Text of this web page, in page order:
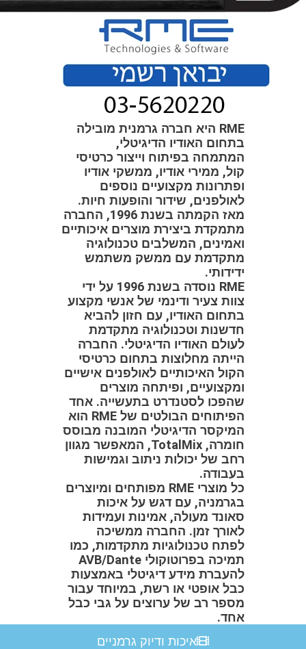
RME היא חברה גרמנית מובילה
בתחום האודיו הדיגיטלי,
המתמחה בפיתוח וייצור כרטיסי
קול, ממירי אודיו, ממשקי אודיו
ופתרונות מקצועיים נוספים
לאולפנים, שידור והופעות חיות.
מאז הקמתה בשנת 1996, החברה
מתמקדת ביצירת מוצרים איכותיים
ואמינים, המשלבים טכנולוגיה
מתקדמת עם ממשק משתמש
ידידותי.
RME נוסדה בשנת 1996 על ידי
צוות צעיר ודינמי של אנשי מקצוע
בתחום האודיו, עם חזון להביא
חדשנות וטכנולוגיה מתקדמת
לעולם האודיו הדיגיטלי. החברה
הייתה מחלוצות בתחום כרטיסי
הקול האיכותיים לאולפנים אישיים
ומקצועיים, ופיתחה מוצרים
שהפכו לסטנדרט בתעשייה. אחד
הפיתוחים הבולטים של RME הוא
המיקסר הדיגיטלי המובנה מבוסס
חומרה, TotalMix, המאפשר מגוון
רחב של יכולות ניתוב וגמישות
בעבודה.
כל מוצרי RME מפותחים ומיוצרים
בגרמניה, עם דגש על איכות
סאונד מעולה, אמינות ועמידות
לאורך זמן. החברה ממשיכה
לפתח טכנולוגיות מתקדמות, כמו
תמיכה בפרוטוקולי AVB/Dante
להעברת מידע דיגיטלי באמצעות
כבל אופטי או רשת, במיוחד עבור
מספר רב של ערוצים על גבי כבל
אחד.
איכות ודיוק גרמניים